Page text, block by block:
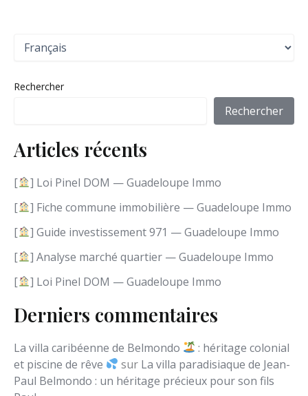
i
s
n
l
a
n
u
Rechercher
Rechercher
Articles récents
[
] Loi Pinel DOM — Guadeloupe Immo
[
] Fiche commune immobilière — Guadeloupe Immo
[
] Guide investissement 971 — Guadeloupe Immo
[
] Analyse marché quartier — Guadeloupe Immo
[
] Loi Pinel DOM — Guadeloupe Immo
Derniers commentaires
La villa caribéenne de Belmondo
: héritage colonial
et piscine de rêve
sur La villa paradisiaque de Jean-
Paul Belmondo : un héritage précieux pour son fils